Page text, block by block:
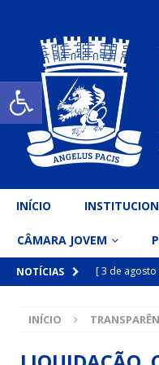
Open toolbar
INÍCIO
CÂMARA JOVEM
NOTÍCIAS [ 3 de agosto
inclusiva
[ 15 de julho
INÍCIO